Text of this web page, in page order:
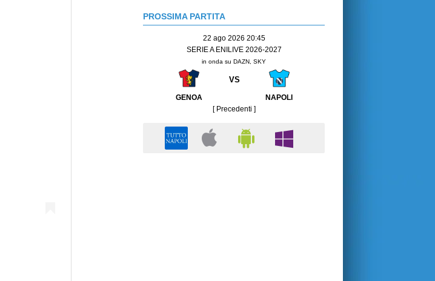
PROSSIMA PARTITA
22 ago 2026 20:45
SERIE A ENILIVE 2026-2027
in onda su DAZN, SKY
VS
GENOA
NAPOLI
[ Precedenti ]